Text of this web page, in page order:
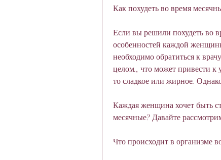
Как похудеть во время
Если вы решили похудеть во
особенностей каждой
необходимо обратиться к
целом., что может привести к
то сладкое или жирное.
Каждая женщина хочет быть
месячные? Давайте
Что происходит в организме